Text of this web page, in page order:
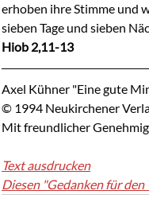
erhoben ihre Stimme und
sieben Tage und sieben
Hiob 2,11-13
Axel Kühner "Eine gute
© 1994 Neukirchener
Mit freundlicher
Text ausdrucken
Diesen "Gedanken für den